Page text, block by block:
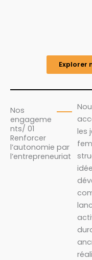
Explorer
Nos
engageme
nts/ 01
Renforcer
l’autonomie par
l’entrepreneuriat
les